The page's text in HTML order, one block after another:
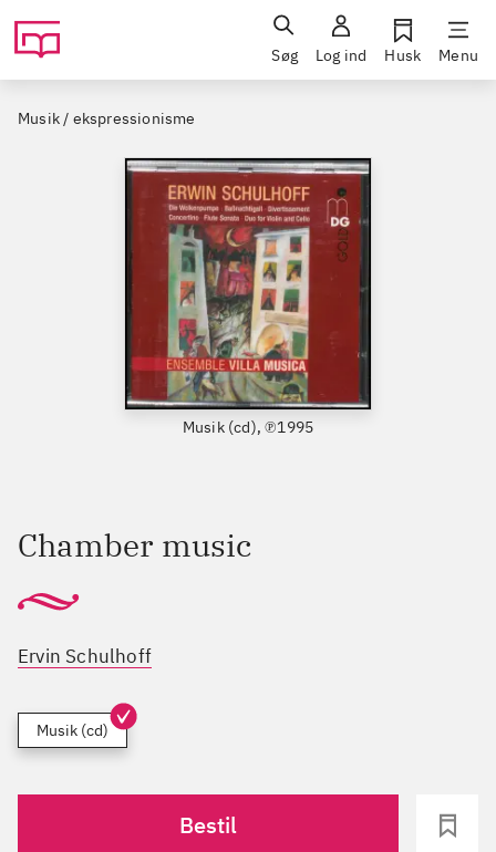
Søg Log ind Husk Menu
Musik / ekspressionisme
Musik (cd), ℗1995
Chamber music
Ervin Schulhoff
Musik (cd)
Bestil